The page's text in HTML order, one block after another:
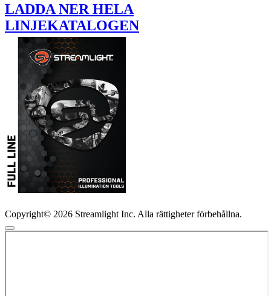
LADDA NER HELA
LINJEKATALOGEN
Copyright© 2026 Streamlight Inc. Alla rättigheter förbehållna.